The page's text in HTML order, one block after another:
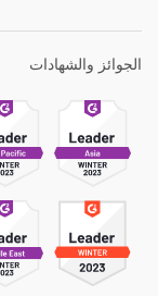
الجوائز والشهادات